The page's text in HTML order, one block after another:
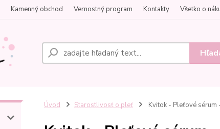
Kamenný obchod Vernostný program Kontakty Všetko o
Úvod Starostlivosť o pleť Kvitok - Pleťové